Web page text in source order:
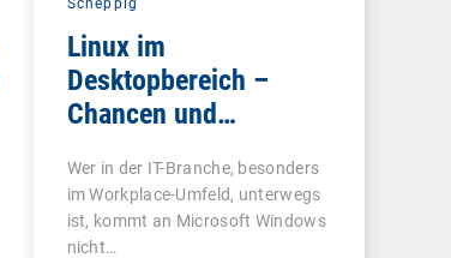
Scheppig
Linux im
Desktopbereich –
Chancen und
Wer in der IT-Branche, besonders
im Workplace-Umfeld, unterwegs
ist, kommt an Microsoft Windows
nicht…